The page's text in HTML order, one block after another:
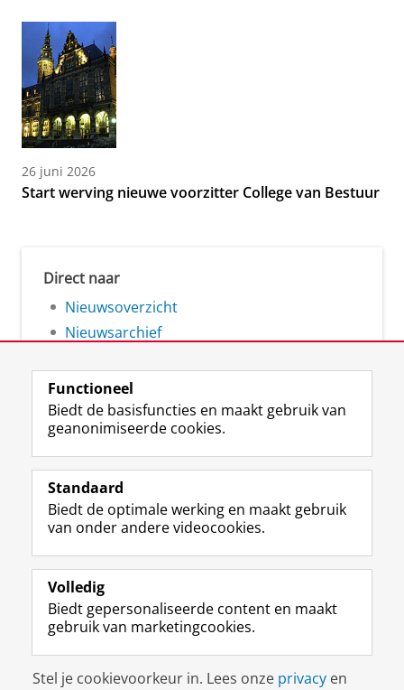
26 juni 2026
Start werving nieuwe voorzitter College van Bestuur
Direct naar
Nieuwsoverzicht
Nieuwsarchief
Volg de RUG
F
a
e
b
o
p
a
i
n
L
i
k
e
I
-
p
g
i
R
S
-
f
e
R
k
s
I
n
t
r
m
c
c
Y
o
T
e
k
a
a
Studiekiezers
Alumni
Over ons
Disclaimer & Copyright
Functioneel
Biedt de basisfuncties en maakt gebruik van
geanonimiseerde cookies.
Standaard
Biedt de optimale werking en maakt gebruik
van onder andere videocookies.
Volledig
Biedt gepersonaliseerde content en maakt
gebruik van marketingcookies.
Stel je cookievoorkeur in. Lees onze privacy en